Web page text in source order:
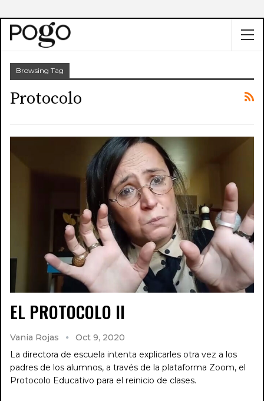
Browsing Tag
Protocolo
EL PROTOCOLO II
Vania Rojas
Oct 9, 2020
La directora de escuela intenta explicarles otra vez a los
padres de los alumnos, a través de la plataforma Zoom, el
Protocolo Educativo para el reinicio de clases.